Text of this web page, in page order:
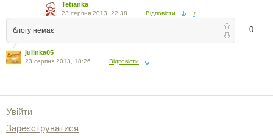
Tetianka
23 серпня 2013, 22:38 Відповісти ↑
0
блогу немає
julinka05
23 серпня 2013, 18:26 Відповісти
Увійти
Зареєструватися